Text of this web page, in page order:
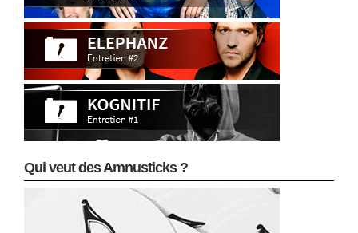
Qui veut des Amnusticks ?